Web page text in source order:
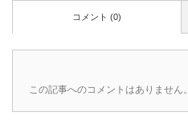
コメント (0)
この記事へのコメントはありません。